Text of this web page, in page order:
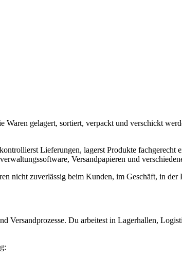
gelagert, sortiert, verpackt und verschickt
Lieferungen, lagerst Produkte fachgerecht
Versandpapieren und
nicht zuverlässig beim Kunden, im Geschäft, in der
Du arbeitest in Lagerhallen,